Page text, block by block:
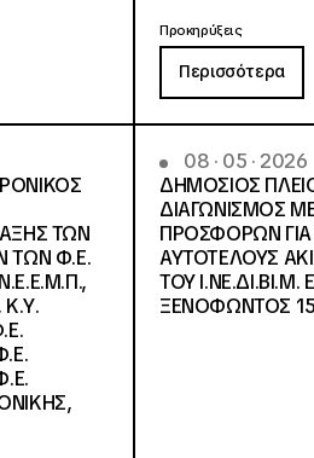
Προκηρύξεις
Περισσότερα
ΤΩΝ
ΤΩΝ Φ.Ε.
08 · 05 · 2026
ΔΗΜΟΣΙΟΣ
ΔΙΑΓΩΝΙΣΜΟΣ
ΠΡΟΣΦΟΡΩΝ
ΑΥΤΟΤΕΛΟΥΣ
ΤΟΥ
ΞΕΝΟΦΩΝΤΟΣ